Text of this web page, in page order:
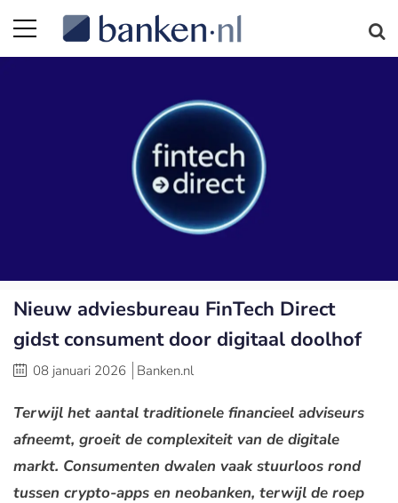
Nieuw adviesbureau FinTech Direct
gidst consument door digitaal doolhof
08 januari 2026 Banken.nl
Terwijl het aantal traditionele financieel adviseurs
afneemt, groeit de complexiteit van de digitale
markt. Consumenten dwalen vaak stuurloos rond
tussen crypto-apps en neobanken, terwijl de roep